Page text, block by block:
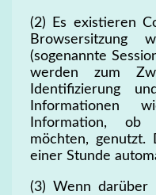
(2) Es existieren
Browsersitzung
(sogenannte
werden zum
Identifizierung
Informationen
Information, ob
möchten, genutzt.
einer Stunde
(3) Wenn darüber